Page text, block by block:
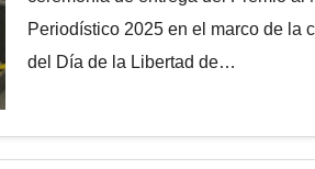
Periodístico 2025 en el marco de la
del Día de la Libertad de…